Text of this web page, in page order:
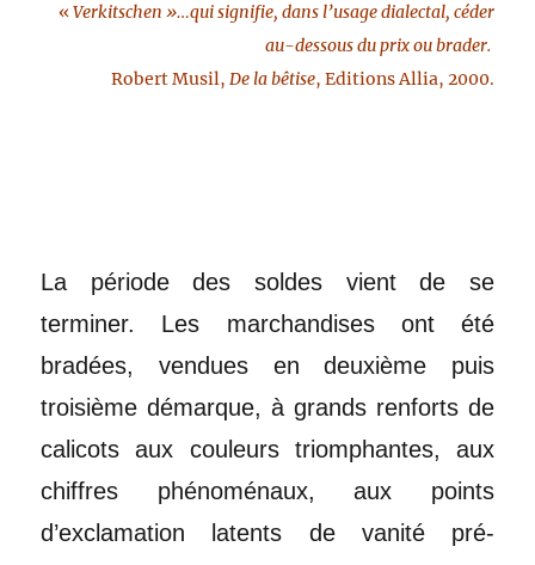
«Verkitschen »…qui signifie, dans l’usage dialectal, céder
au-dessous du prix ou brader.
Robert Musil, De la bêtise, Editions Allia, 2000.
La période des soldes vient de se
terminer. Les marchandises ont été
bradées, vendues en deuxième puis
troisième démarque, à grands renforts de
calicots aux couleurs triomphantes, aux
chiffres phénoménaux, aux points
d’exclamation latents de vanité pré-